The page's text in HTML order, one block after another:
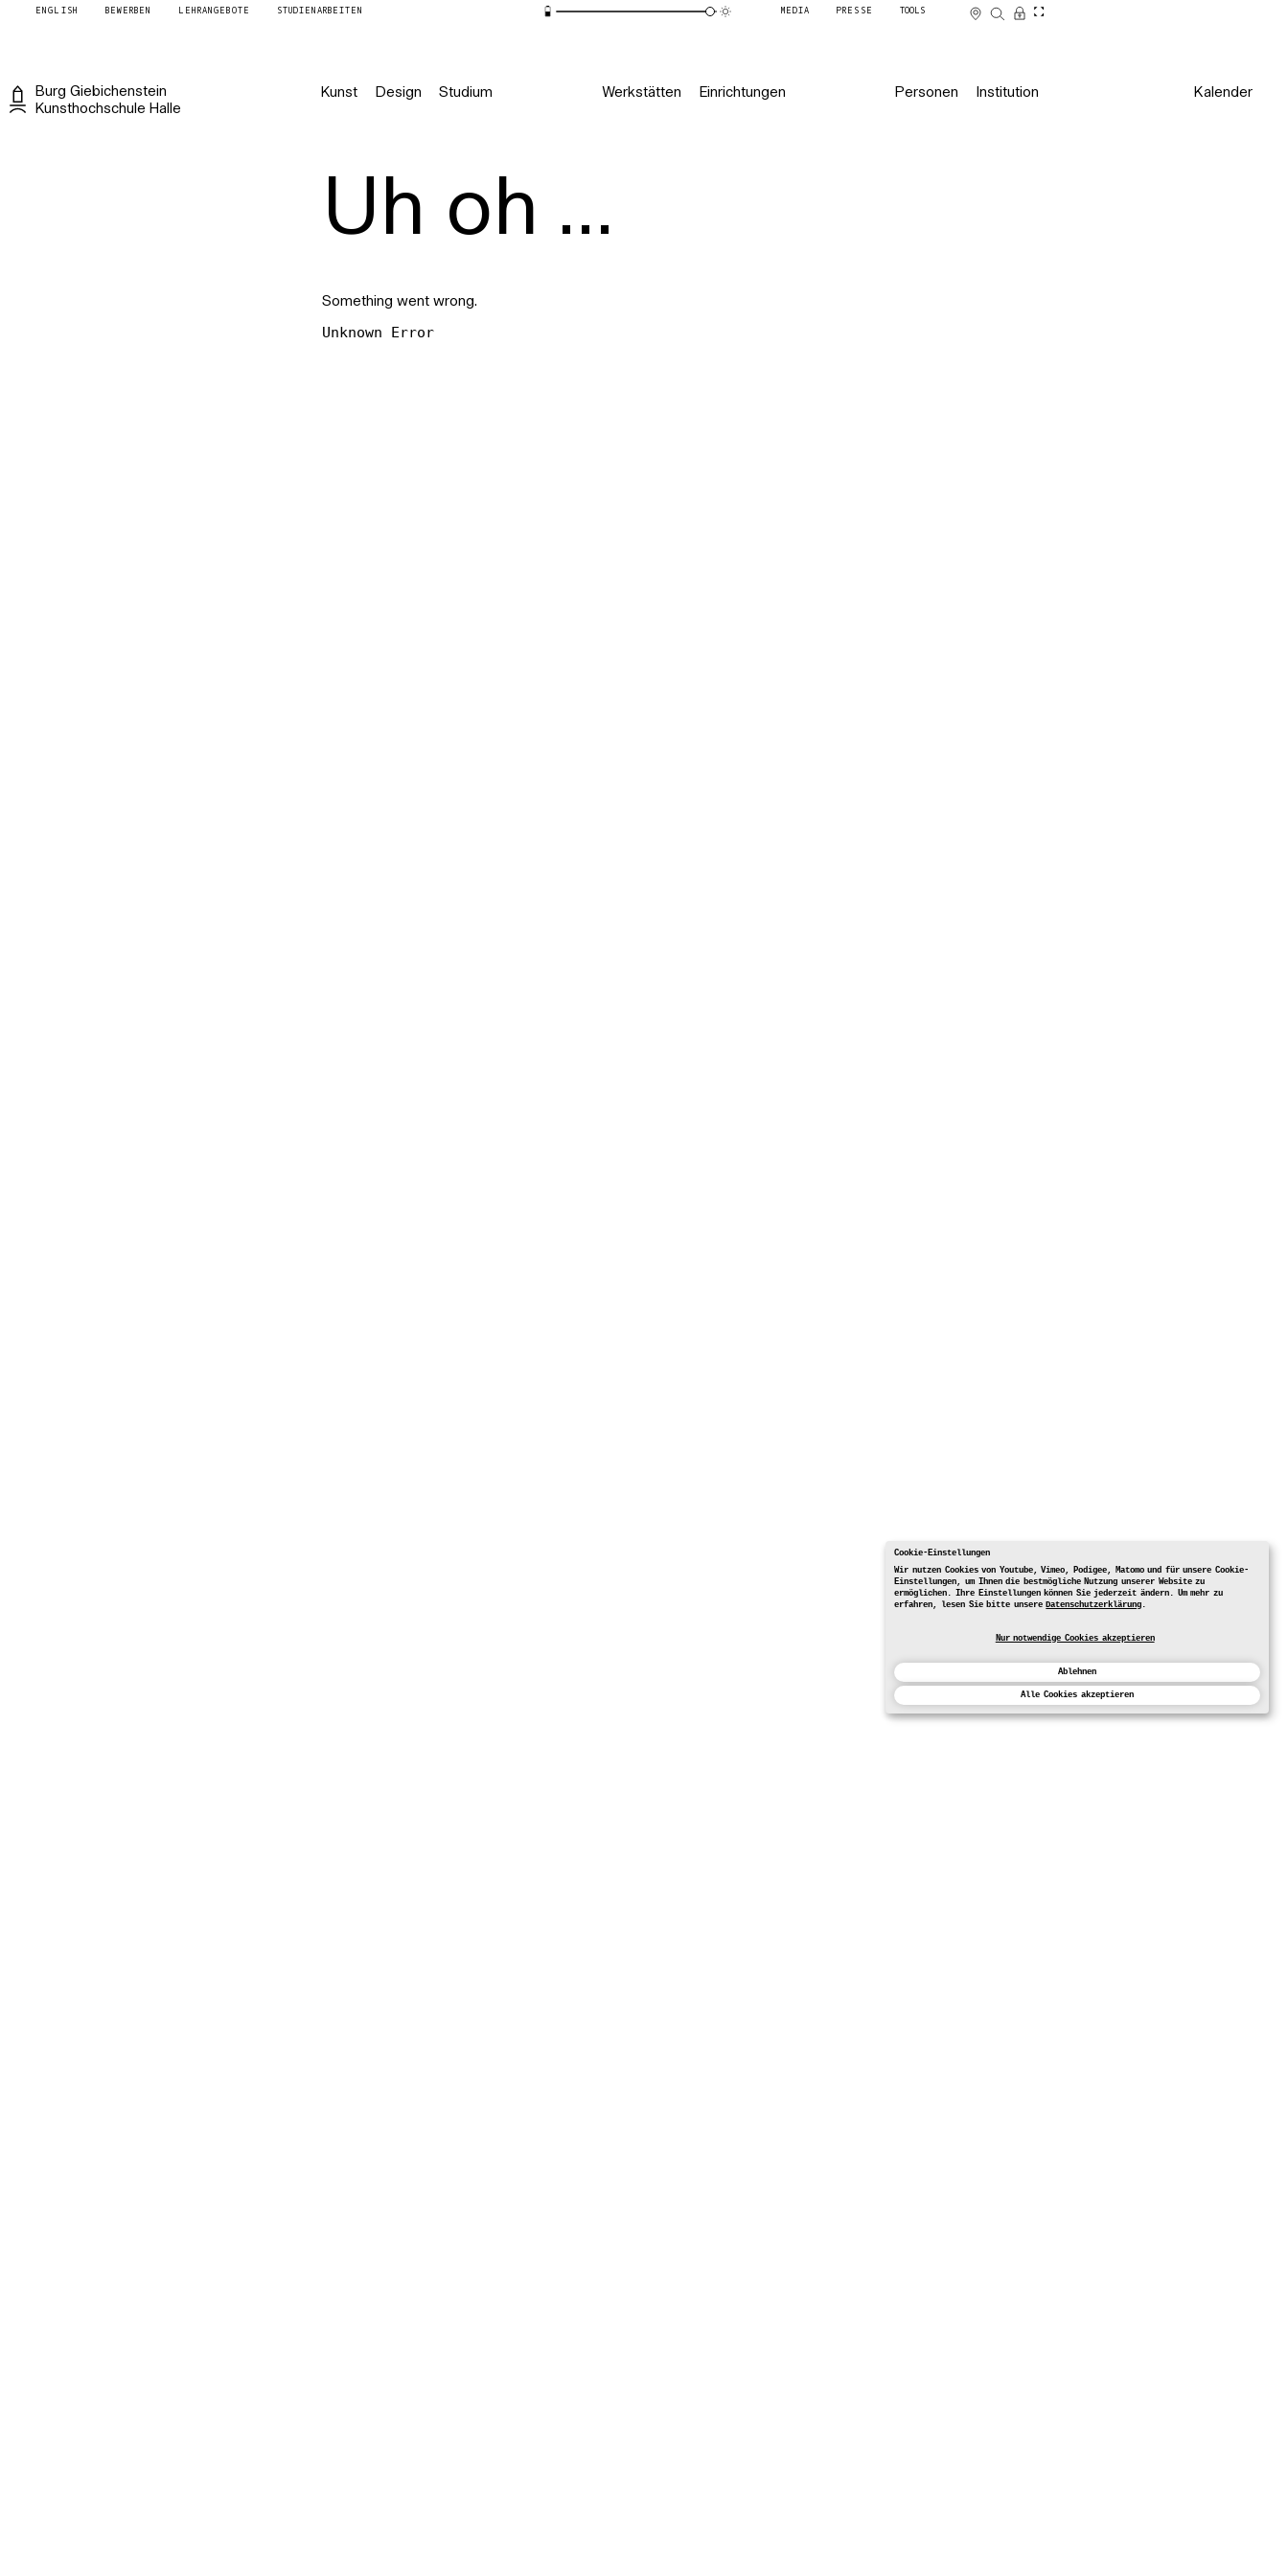
Cookie-Einstellungen
Wir nutzen Cookies von Youtube, Vimeo, Podigee, Matomo und für unsere Cookie-
Einstellungen, um Ihnen die bestmögliche Nutzung unserer Website zu
ermöglichen. Ihre Einstellungen können Sie jederzeit ändern. Um mehr zu
erfahren, lesen Sie bitte unsereDatenschutzerklärung.
Nur notwendige Cookies akzeptieren
Ablehnen
Alle Cookies akzeptieren
ENGLISH BEWERBEN LEHRANGEBOTE STUDIENARBEITEN MEDIA PRESSE TOOLS
Burg Giebichenstein
Kunsthochschule Halle
Kunst Design Studium Werkstätten Einrichtungen Personen Institution Kalender
Uh oh ...
Something went wrong.
Unknown Error